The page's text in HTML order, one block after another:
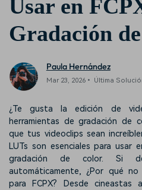
Usar en
Gradación
Paula Hernández
Mar 23, 2026• Última
¿Te gusta la edición de
herramientas de gradación de
que tus videoclips sean
LUTs son esenciales para usar
gradación de color. Si
automáticamente, ¿Por qué
para FCPX? Desde cineastas